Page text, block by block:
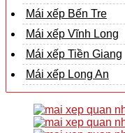
Mái xếp Bến Tre
Mái xếp Vĩnh Long
Mái xếp Tiền Giang
Mái xếp Long An